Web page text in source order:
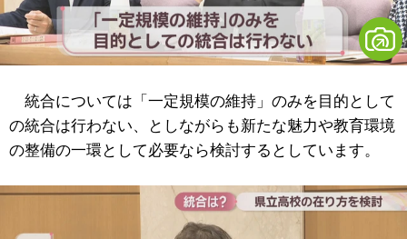
統合については「一定規模の維持」のみを目的として
の統合は行わない、としながらも新たな魅力や教育環境
の整備の一環として必要なら検討するとしています。